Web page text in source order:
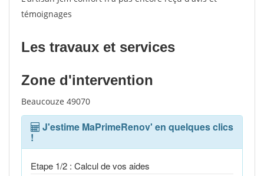
témoignages
Les travaux et services
Zone d'intervention
Beaucouze 49070